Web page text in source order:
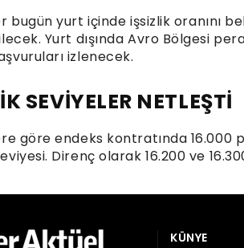
bugün yurt içinde işsizlik oranını
Yurt dışında Avro Bölgesi
izlenecek.
SEVİYELER NETLEŞTİ
göre endeks kontratında 16.000
Direnç olarak 16.200 ve
KÜNYE